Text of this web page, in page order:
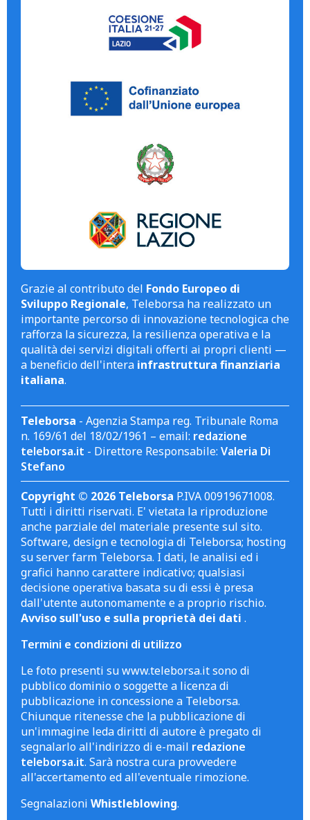
Grazie al contributo del Fondo Europeo di
Sviluppo Regionale, Teleborsa ha realizzato un
importante percorso di innovazione tecnologica che
rafforza la sicurezza, la resilienza operativa e la
qualità dei servizi digitali offerti ai propri clienti —
a beneficio dell'intera infrastruttura finanziaria
italiana.
Teleborsa - Agenzia Stampa reg. Tribunale Roma
n. 169/61 del 18/02/1961 – email: redazione
teleborsa.it - Direttore Responsabile: Valeria Di
Stefano
Copyright © 2026 Teleborsa P.IVA 00919671008.
Tutti i diritti riservati. E' vietata la riproduzione
anche parziale del materiale presente sul sito.
Software, design e tecnologia di Teleborsa; hosting
su server farm Teleborsa. I dati, le analisi ed i
grafici hanno carattere indicativo; qualsiasi
decisione operativa basata su di essi è presa
dall'utente autonomamente e a proprio rischio.
Avviso sull'uso e sulla proprietà dei dati .
Termini e condizioni di utilizzo
Le foto presenti su www.teleborsa.it sono di
pubblico dominio o soggette a licenza di
pubblicazione in concessione a Teleborsa.
Chiunque ritenesse che la pubblicazione di
un'immagine leda diritti di autore è pregato di
segnalarlo all'indirizzo di e-mail redazione
teleborsa.it. Sarà nostra cura provvedere
all'accertamento ed all'eventuale rimozione.
Segnalazioni Whistleblowing.